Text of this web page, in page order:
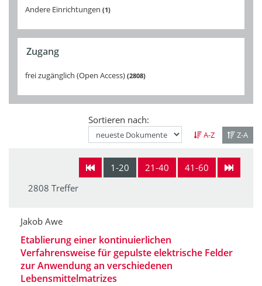
Andere Einrichtungen 1
Zugang
frei zugänglich (Open Access) 2808
Sortieren nach:
A-Z Z-A
1-20 21-40
41-60
2808 Treffer
Jakob Awe
Etablierung einer kontinuierlichen
Verfahrensweise für gepulste elektrische Felder
zur Anwendung an verschiedenen
Lebensmittelmatrizes